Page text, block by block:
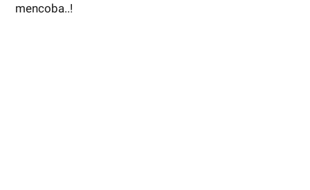
mencoba..!